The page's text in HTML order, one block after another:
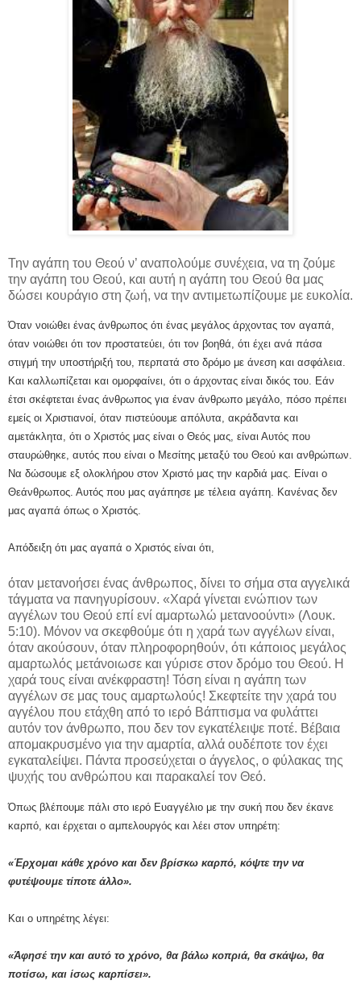
Την αγάπη του Θεού ν’ αναπολούμε συνέχεια, να τη ζούμε
την αγάπη του Θεού, και αυτή η αγάπη του Θεού θα μας
δώσει κουράγιο στη ζωή, να την αντιμετωπίζουμε με ευκολία.
Όταν νοιώθει ένας άνθρωπος ότι ένας μεγάλος άρχοντας τον αγαπά,
όταν νοιώθει ότι τον προστατεύει, ότι τον βοηθά, ότι έχει ανά πάσα
στιγμή την υποστήριξή του, περπατά στο δρόμο με άνεση και ασφάλεια.
Και καλλωπίζεται και ομορφαίνει, ότι ο άρχοντας είναι δικός του. Εάν
έτσι σκέφτεται ένας άνθρωπος για έναν άνθρωπο μεγάλο, πόσο πρέπει
εμείς οι Χριστιανοί, όταν πιστεύουμε απόλυτα, ακράδαντα και
αμετάκλητα, ότι ο Χριστός μας είναι ο Θεός μας, είναι Αυτός που
σταυρώθηκε, αυτός που είναι ο Μεσίτης μεταξύ του Θεού και ανθρώπων.
Να δώσουμε εξ ολοκλήρου στον Χριστό μας την καρδιά μας. Είναι ο
Θεάνθρωπος. Αυτός που μας αγάπησε με τέλεια αγάπη. Κανένας δεν
μας αγαπά όπως ο Χριστός.
Απόδειξη ότι μας αγαπά ο Χριστός είναι ότι,
όταν μετανοήσει ένας άνθρωπος, δίνει το σήμα στα αγγελικά
τάγματα να πανηγυρίσουν. «Χαρά γίνεται ενώπιον των
αγγέλων του Θεού επί ενί αμαρτωλώ μετανοούντι» (Λουκ.
5:10). Μόνον να σκεφθούμε ότι η χαρά των αγγέλων είναι,
όταν ακούσουν, όταν πληροφορηθούν, ότι κάποιος μεγάλος
αμαρτωλός μετάνοιωσε και γύρισε στον δρόμο του Θεού. Η
χαρά τους είναι ανέκφραστη! Τόση είναι η αγάπη των
αγγέλων σε μας τους αμαρτωλούς! Σκεφτείτε την χαρά του
αγγέλου που ετάχθη από το ιερό Βάπτισμα να φυλάττει
αυτόν τον άνθρωπο, που δεν τον εγκατέλειψε ποτέ. Βέβαια
απομακρυσμένο για την αμαρτία, αλλά ουδέποτε τον έχει
εγκαταλείψει. Πάντα προσεύχεται ο άγγελος, ο φύλακας της
ψυχής του ανθρώπου και παρακαλεί τον Θεό.
Όπως βλέπουμε πάλι στο ιερό Ευαγγέλιο με την συκή που δεν έκανε
καρπό, και έρχεται ο αμπελουργός και λέει στον υπηρέτη:
«Έρχομαι κάθε χρόνο και δεν βρίσκω καρπό, κόψτε την να
φυτέψουμε τίποτε άλλο».
Και ο υπηρέτης λέγει:
«Άφησέ την και αυτό το χρόνο, θα βάλω κοπριά, θα σκάψω, θα
ποτίσω, και ίσως καρπίσει».